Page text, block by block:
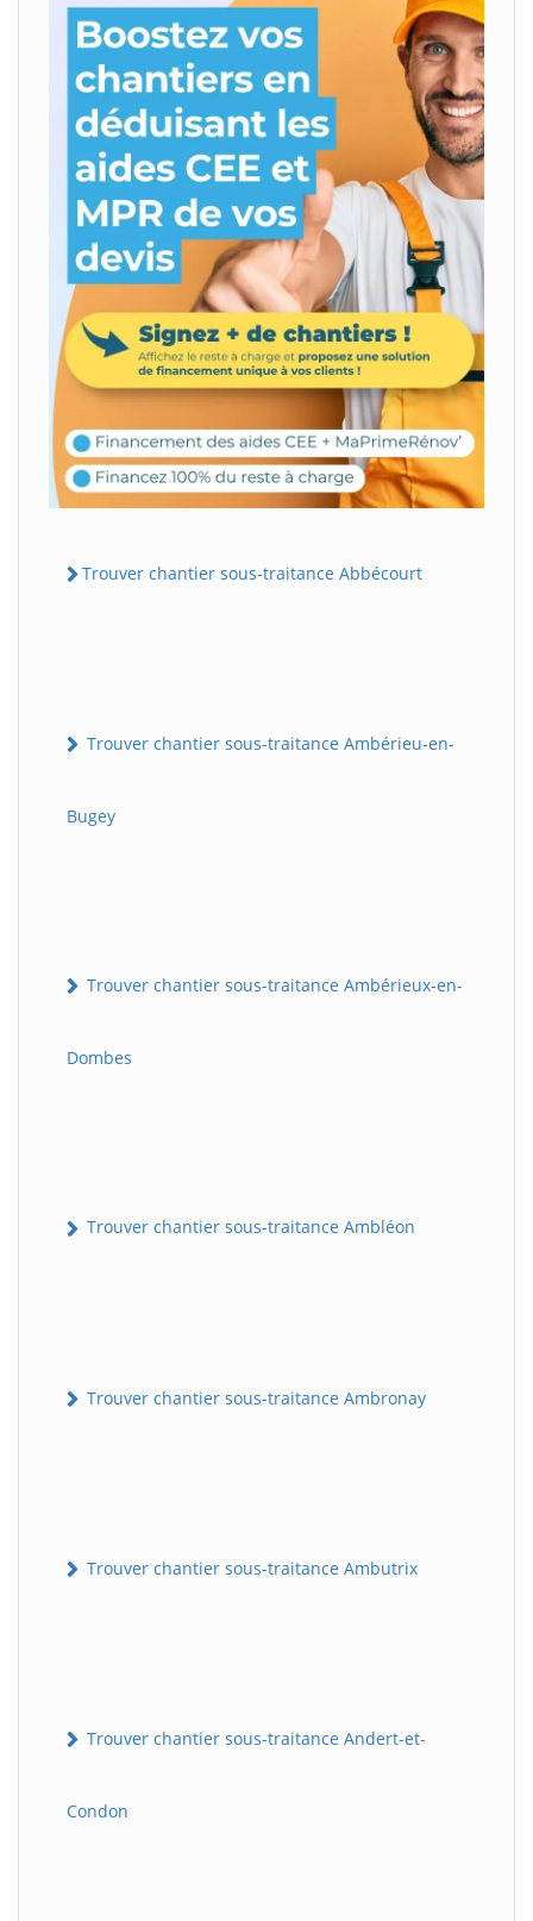
Trouver chantier sous-traitance Abbécourt
Trouver chantier sous-traitance Ambérieu-en-
Bugey
Trouver chantier sous-traitance Ambérieux-en-
Dombes
Trouver chantier sous-traitance Ambléon
Trouver chantier sous-traitance Ambronay
Trouver chantier sous-traitance Ambutrix
Trouver chantier sous-traitance Andert-et-
Condon